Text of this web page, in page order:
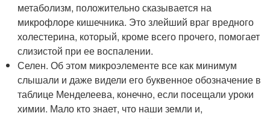
метаболизм, положительно сказывается на
микрофлоре кишечника. Это злейший враг вредного
холестерина, который, кроме всего прочего, помогает
слизистой при ее воспалении.
Селен. Об этом микроэлементе все как минимум
слышали и даже видели его буквенное обозначение в
таблице Менделеева, конечно, если посещали уроки
химии. Мало кто знает, что наши земли и,